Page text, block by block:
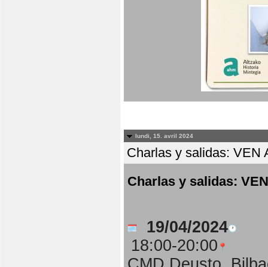
lundi, 15. avril 2024
Charlas y salidas: VEN
Charlas y salidas:
19/04/2024
18:00-20:00